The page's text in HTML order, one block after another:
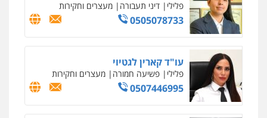
וחקירות
0542255161
גל דהן – משרד עורך דין פלילי
פלילי פשיעה חמורה סמים מעצרים
וחקירות
0544723840